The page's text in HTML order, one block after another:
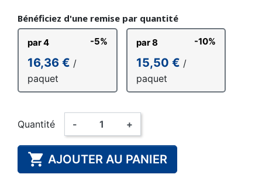
Bénéficiez d'une remise par quantité
par 4 -5%
16,36 € /
paquet
par 8 -10%
15,50 € /
paquet
Quantité - +
 AJOUTER AU PANIER